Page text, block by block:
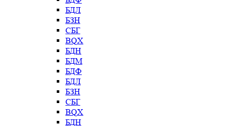
БДЛ
БЗН
СБГ
BQX
БДН
БДМ
БДФ
БДЛ
БЗН
СБГ
BQX
БДН